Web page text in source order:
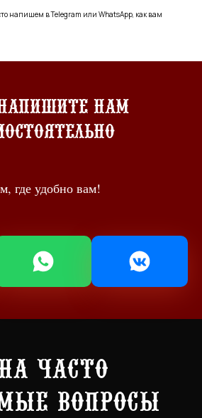
напишем в Telegram или WhatsApp, как вам
нам
где удобно вам!
часто
вопросы